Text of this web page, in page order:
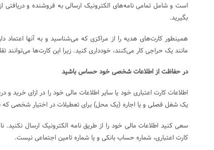
است و شامل تمامی نامه‌های الکترونیک ارسالی به فروشنده و دریافتی
بگیرید.
همینطور کارت‌های هدیه را از مراکزی که می‌شناسید و به آنها اعتماد
مانند یک حراجی کار می‌کنند، خودداری کنید. زیرا این کارت‌ها می‌توانند
در حفاظت از اطلاعات شخصی خود حساس باشید
اطلاعات کارت اعتباری خود یا سایر اطلاعات مالی خود را در ازای خرید و
یک شغل فصلی و یا اجاره (یک محل) برای تعطیلات در اختیار شخصی که
سعی کنید اطلاعات مالی خود را از طریق نامه الکترونیک ارسال نکنید.
کارت اعتباری، شماره حساب بانکی و یا شماره تامین اجتماعی نیست.